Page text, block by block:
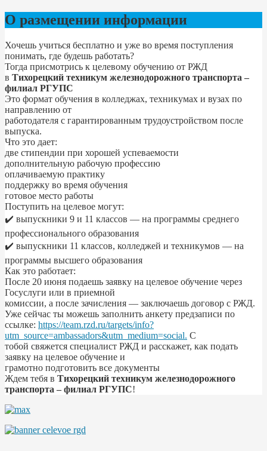
О размещении информации
Хочешь учиться бесплатно и уже во время поступления
понимать, где будешь работать?
Тогда присмотрись к целевому обучению от РЖД
в Тихорецкий техникум железнодорожного транспорта –
филиал РГУПС
Это формат обучения в колледжах, техникумах и вузах по
направлению от
работодателя с гарантированным трудоустройством после
выпуска.
Что это дает:
две стипендии при хорошей успеваемости
дополнительную рабочую профессию
оплачиваемую практику
поддержку во время обучения
готовое место работы
Поступить на целевое могут:
✔️ выпускники 9 и 11 классов — на программы среднего
профессионального образования
✔️ выпускники 11 классов, колледжей и техникумов — на
программы высшего образования
Как это работает:
После 20 июня подаешь заявку на целевое обучение через
Госуслуги или в приемной
комиссии, а после зачисления — заключаешь договор с РЖД.
Уже сейчас ты можешь заполнить анкету предзаписи по
ссылке: https://team.rzd.ru/targets/info?
utm_source=ambassadors&utm_medium=social. С
тобой свяжется специалист РЖД и расскажет, как подать
заявку на целевое обучение и
грамотно подготовить все документы
Ждем тебя в Тихорецкий техникум железнодорожного
транспорта – филиал РГУПС!